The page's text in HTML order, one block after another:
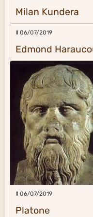
Milan Kundera
Il 06/07/2019
Edmond
Il 06/07/2019
Platone